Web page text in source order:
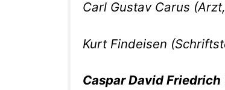
Carl Gustav Carus
Kurt Findeisen
Caspar David